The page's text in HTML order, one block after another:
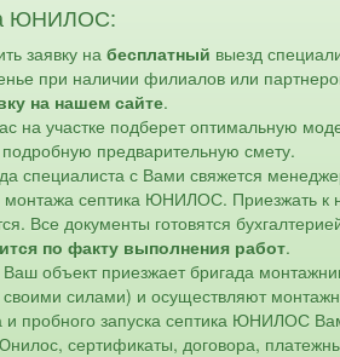
ЮНИЛОС:
заявку на бесплатный выезд
при наличии филиалов или
на нашем сайте.
на участке подберет оптимальную
предварительную смету.
специалиста с Вами свяжется
монтажа септика ЮНИЛОС. Приезжать
Все документы готовятся
по факту выполнения работ.
объект приезжает бригада
силами) и осуществляют
пробного запуска септика ЮНИЛОС
сертификаты, договора,